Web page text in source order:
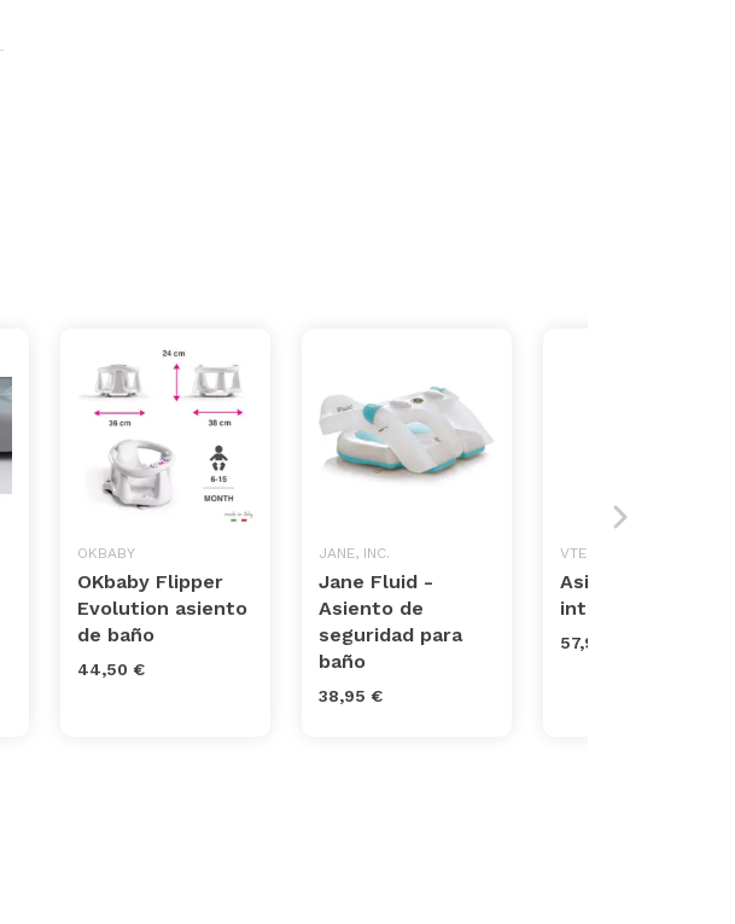
OKBABY
OKbaby Flipper
Evolution asiento
de baño
44,50 €
JANE, INC.
Jane Fluid -
Asiento de
seguridad para
baño
38,95 €
VTECH
Asiento de baño
interactivo 2 en 1
57,99 €